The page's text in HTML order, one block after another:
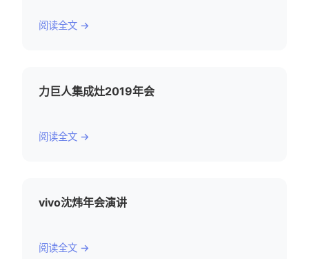
阅读全文 →
力巨人集成灶2019年会
阅读全文 →
vivo沈炜年会演讲
阅读全文 →